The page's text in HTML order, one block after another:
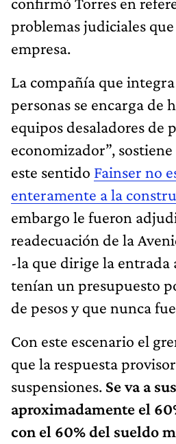
problemas judiciales
empresa.
La compañía que
personas se encarga de
equipos desaladores de
economizador”, sostiene
este sentido Fainser no
enteramente a la
embargo le fueron
readecuación de la
-la que dirige la entrada
tenían un presupuesto
de pesos y que nunca
Con este escenario el
que la respuesta
suspensiones. Se va a
aproximadamente el
con el 60% del sueldo